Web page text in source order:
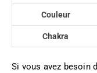
Couleur
Chakra
Si vous avez besoin